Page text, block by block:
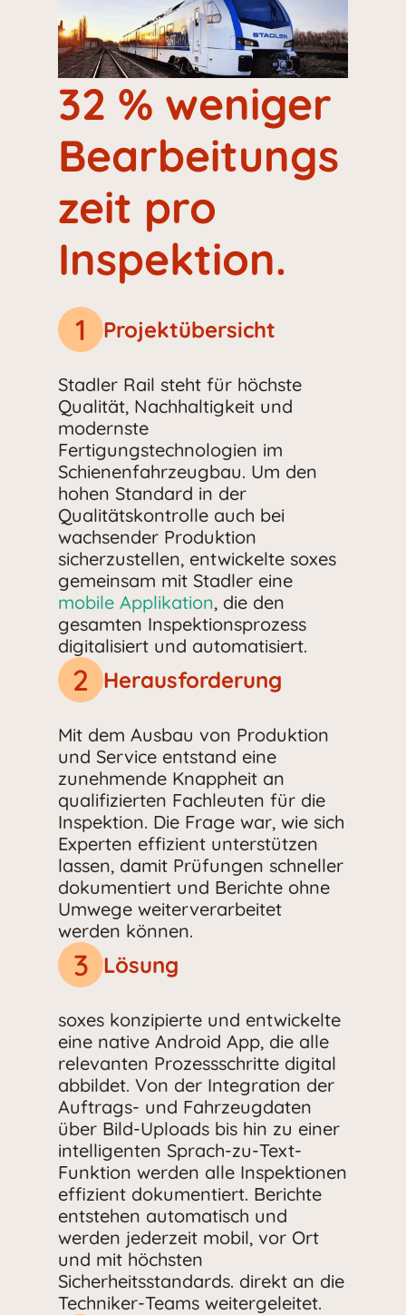
32 % weniger
Bearbeitungs
zeit pro
Inspektion.
1 Projektübersicht
Stadler Rail steht für höchste
Qualität, Nachhaltigkeit und
modernste
Fertigungstechnologien im
Schienenfahrzeugbau. Um den
hohen Standard in der
Qualitätskontrolle auch bei
wachsender Produktion
sicherzustellen, entwickelte soxes
gemeinsam mit Stadler eine
mobile Applikation, die den
gesamten Inspektionsprozess
digitalisiert und automatisiert.
2 Herausforderung
Mit dem Ausbau von Produktion
und Service entstand eine
zunehmende Knappheit an
qualifizierten Fachleuten für die
Inspektion. Die Frage war, wie sich
Experten effizient unterstützen
lassen, damit Prüfungen schneller
dokumentiert und Berichte ohne
Umwege weiterverarbeitet
werden können.
3 Lösung
soxes konzipierte und entwickelte
eine native Android App, die alle
relevanten Prozessschritte digital
abbildet. Von der Integration der
Auftrags- und Fahrzeugdaten
über Bild-Uploads bis hin zu einer
intelligenten Sprach-zu-Text-
Funktion werden alle Inspektionen
effizient dokumentiert. Berichte
entstehen automatisch und
werden jederzeit mobil, vor Ort
und mit höchsten
Sicherheitsstandards. direkt an die
Techniker-Teams weitergeleitet.